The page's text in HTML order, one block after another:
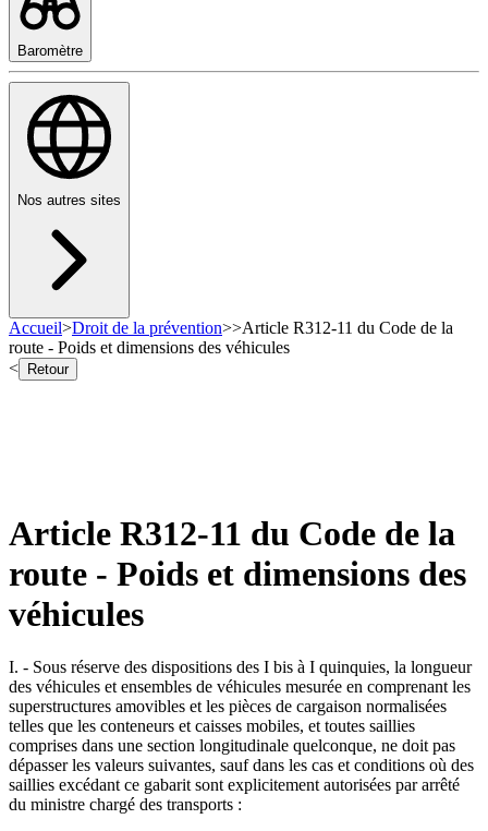
Baromètre
Nos autres sites
Accueil>Droit de la prévention>>Article R312-11 du Code de la
route - Poids et dimensions des véhicules
<
Retour
Article R312-11 du Code de la
route - Poids et dimensions des
véhicules
I. - Sous réserve des dispositions des I bis à I quinquies, la longueur
des véhicules et ensembles de véhicules mesurée en comprenant les
superstructures amovibles et les pièces de cargaison normalisées
telles que les conteneurs et caisses mobiles, et toutes saillies
comprises dans une section longitudinale quelconque, ne doit pas
dépasser les valeurs suivantes, sauf dans les cas et conditions où des
saillies excédant ce gabarit sont explicitement autorisées par arrêté
du ministre chargé des transports :